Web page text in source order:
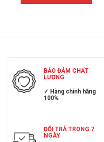
BẢO ĐẢM CHẤT
LƯỢNG
✓ Hàng chính hãng
100%
ĐỔI TRẢ TRONG 7
NGÀY